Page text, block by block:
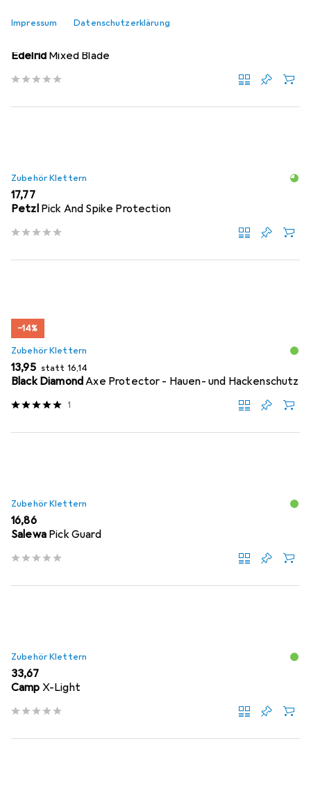
Impressum Datenschutzerklärung
Zubehör Klettern
Edelrid Mixed Blade
Zubehör Klettern
EUR
17,77
Petzl Pick And Spike Protection
−14%
Zubehör Klettern
EUR
13,95 statt EUR
16,14
Black DiamondAxe Protector - Hauen- und Hackenschutz
1
Zubehör Klettern
EUR
16,86
Salewa Pick Guard
Zubehör Klettern
EUR
33,67
Camp X-Light